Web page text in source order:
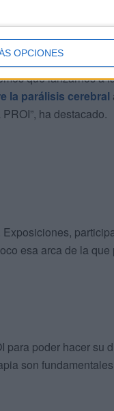
OPCIONES
público
de propuestas
que lanzarnos a
la parálisis cerebral
ha destacado.
esa arca de la
poder hacer su
son